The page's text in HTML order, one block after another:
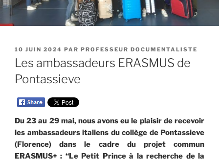
PUBLIÉ
LE
10 JUIN 2024 PAR PROFESSEUR DOCUMENTALISTE
Les ambassadeurs ERASMUS de
Pontassieve
Du 23 au 29 mai, nous avons eu le plaisir de recevoir
les ambassadeurs italiens du collège de Pontassieve
(Florence) dans le cadre du projet commun
ERASMUS+ : “Le Petit Prince à la recherche de la